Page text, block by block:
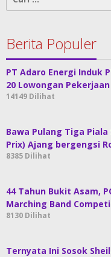
untuk:
Berita Populer
PT Adaro Energi Induk
20 Lowongan Pekerjaan
14149 Dilihat
Bawa Pulang Tiga Piala
Prix) Ajang bergengsi
8385 Dilihat
44 Tahun Bukit Asam,
Marching Band
8130 Dilihat
Ternyata Ini Sosok